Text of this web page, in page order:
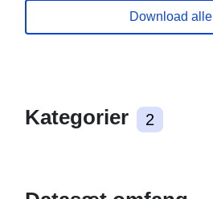
Download alle
Kategorier 2